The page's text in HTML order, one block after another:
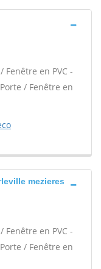
en PVC -
/ Fenêtre en
mezieres
en PVC -
/ Fenêtre en